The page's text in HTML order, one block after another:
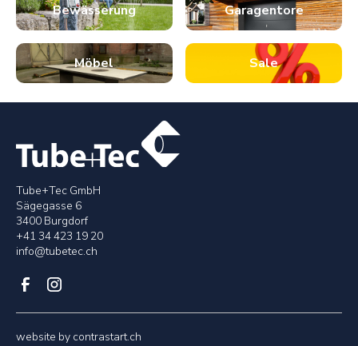
Bewässerung Garagentore
Möbel Sale
Tube+Tec GmbH
Sägegasse 6
3400 Burgdorf
+41 34 423 19 20
info@tubetec.ch
website by contrastart.ch